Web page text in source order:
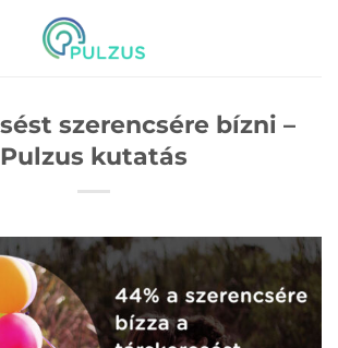
szerencsére bízni –
Pulzus kutatás